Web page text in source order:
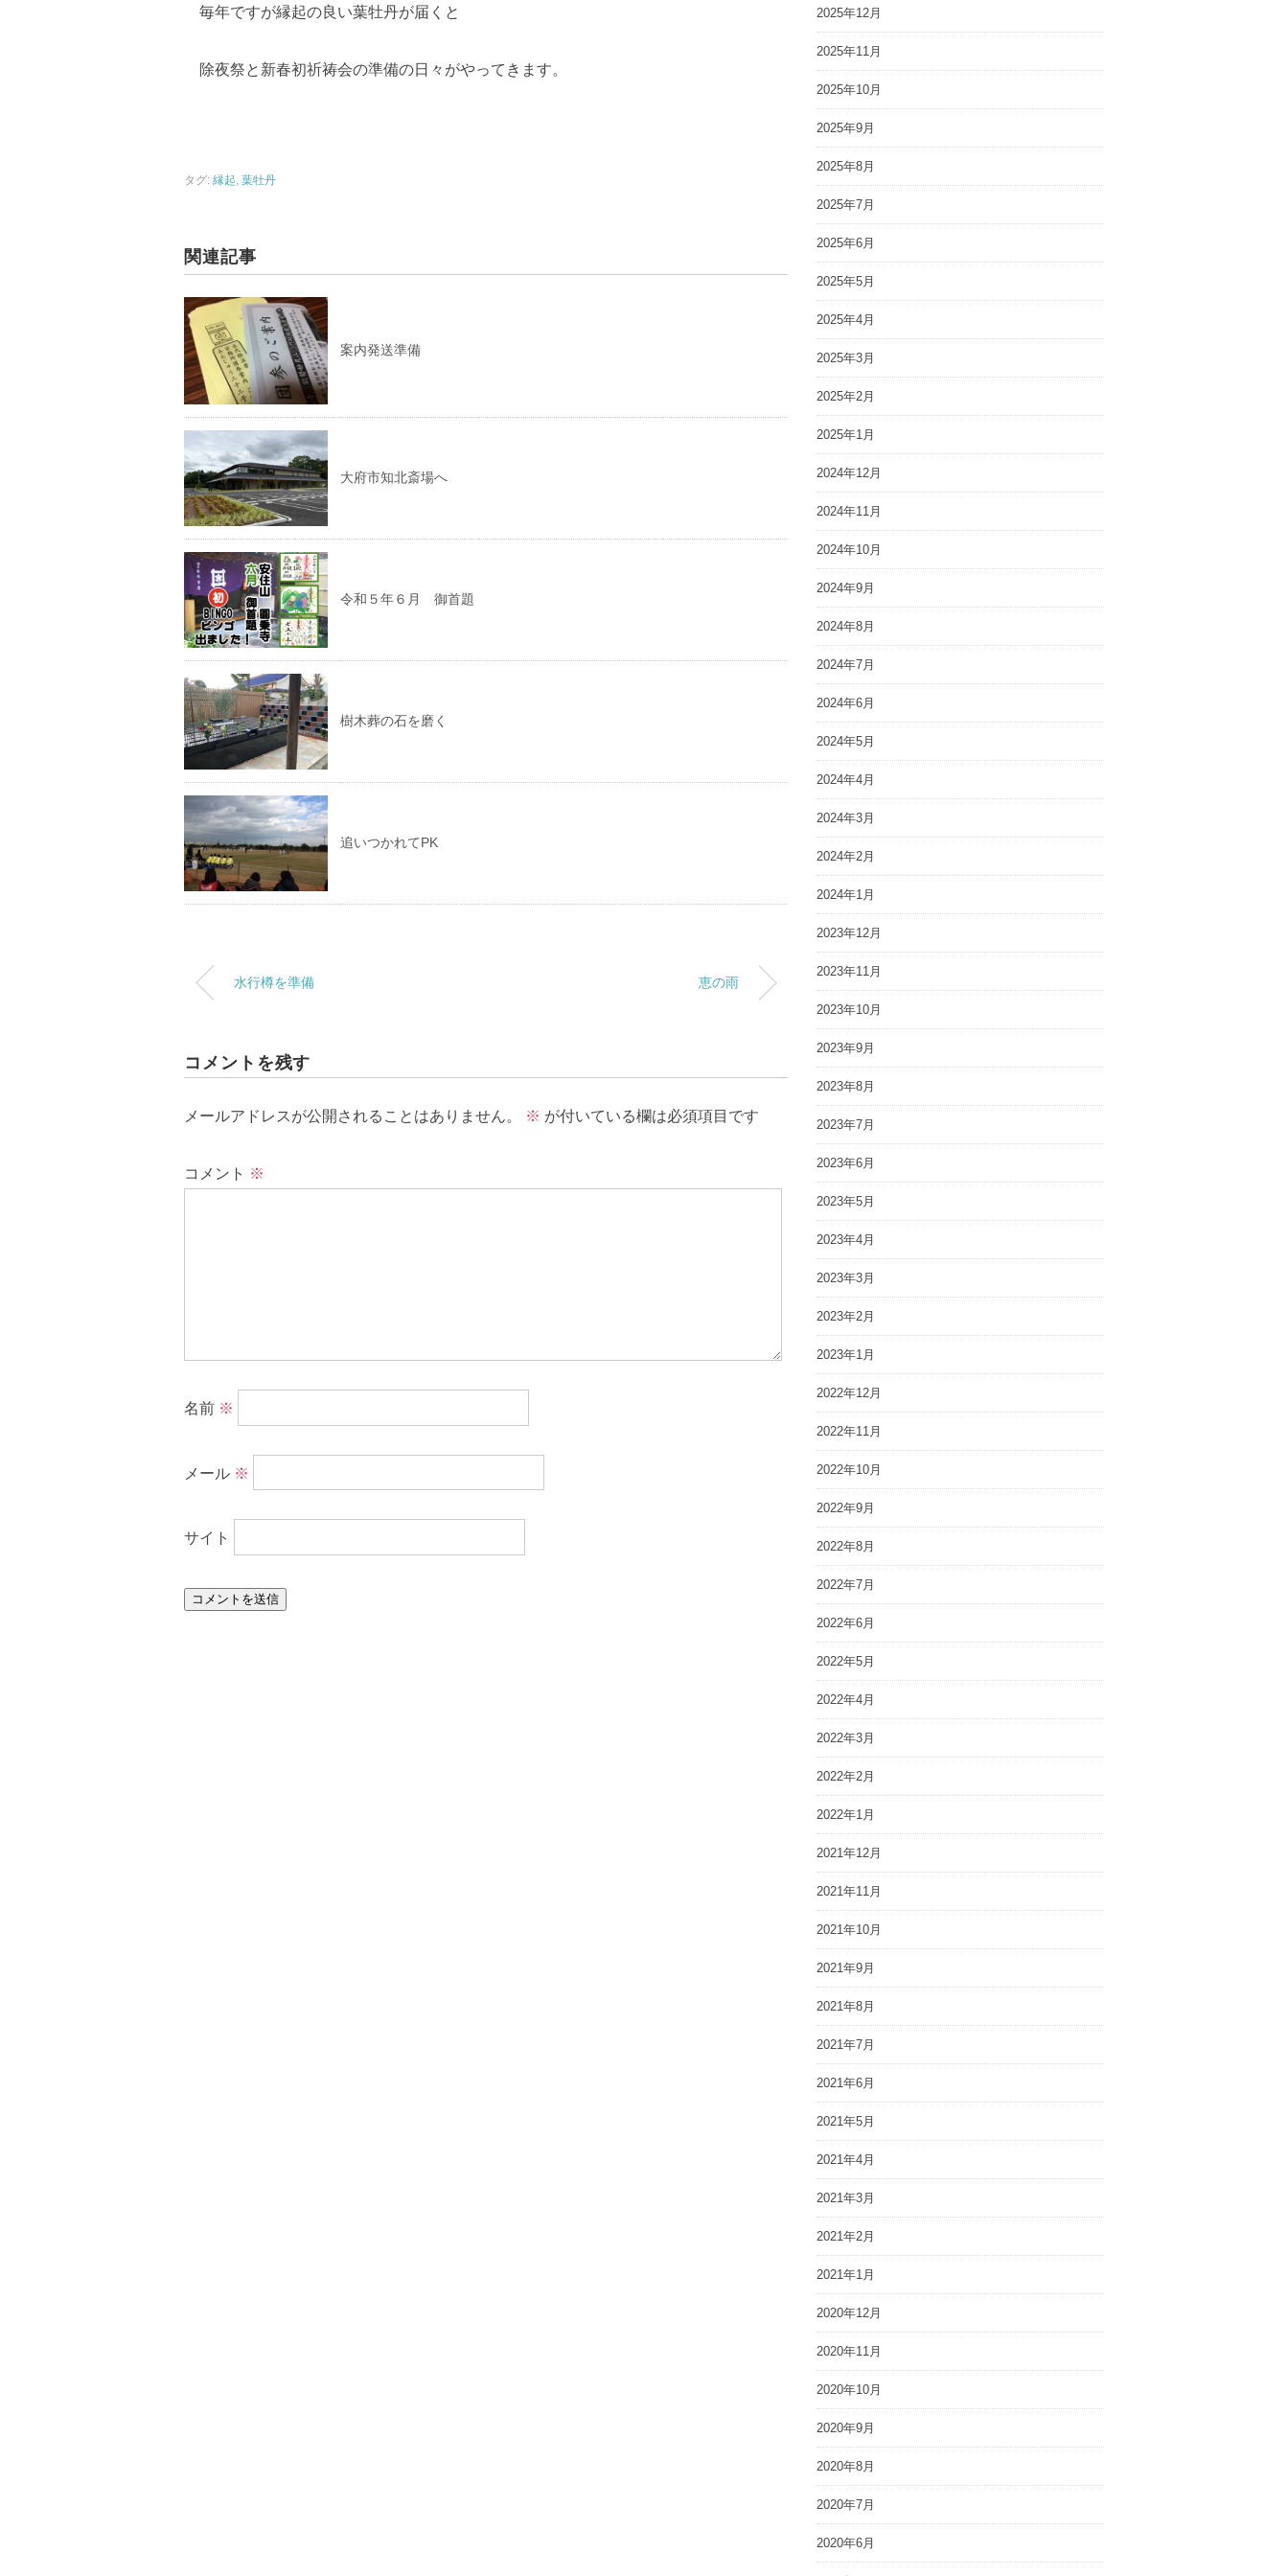
毎年ですが縁起の良い葉牡丹が届くと
除夜祭と新春初祈祷会の準備の日々がやってきます。
タグ: 縁起 葉牡丹
関連記事
案内発送準備
大府市知北斎場へ
令和５年６月 御首題
樹木葬の石を磨く
追いつかれてPK
水行樽を準備 恵の雨
コメントを残す
メールアドレスが公開されることはありません。 ※ が付いている欄は必須項目です
コメント ※
名前 ※
メール ※
サイト
2025年12月
2025年11月
2025年10月
2025年9月
2025年8月
2025年7月
2025年6月
2025年5月
2025年4月
2025年3月
2025年2月
2025年1月
2024年12月
2024年11月
2024年10月
2024年9月
2024年8月
2024年7月
2024年6月
2024年5月
2024年4月
2024年3月
2024年2月
2024年1月
2023年12月
2023年11月
2023年10月
2023年9月
2023年8月
2023年7月
2023年6月
2023年5月
2023年4月
2023年3月
2023年2月
2023年1月
2022年12月
2022年11月
2022年10月
2022年9月
2022年8月
2022年7月
2022年6月
2022年5月
2022年4月
2022年3月
2022年2月
2022年1月
2021年12月
2021年11月
2021年10月
2021年9月
2021年8月
2021年7月
2021年6月
2021年5月
2021年4月
2021年3月
2021年2月
2021年1月
2020年12月
2020年11月
2020年10月
2020年9月
2020年8月
2020年7月
2020年6月